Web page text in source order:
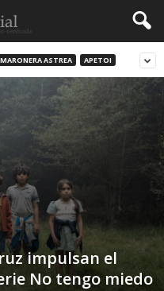
ASTREA APETOI
impulsan el
No tengo miedo